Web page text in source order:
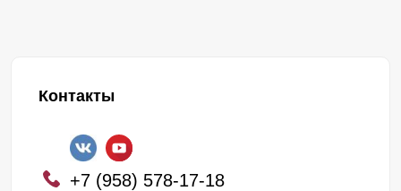
Контакты
+7 (958) 578-17-18